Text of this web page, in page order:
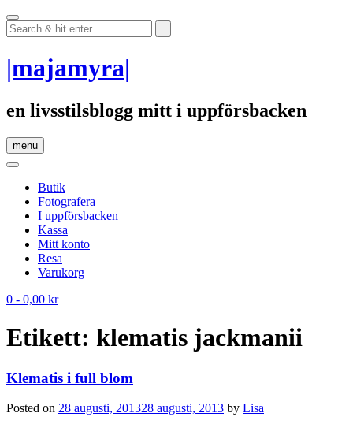
Skip
to
content
|majamyra|
en livsstilsblogg mitt i uppförsbacken
menu
Butik
Fotografera
I uppförsbacken
Kassa
Mitt konto
Resa
Varukorg
0 - 0,00 kr
Etikett: klematis jackmanii
Klematis i full blom
Posted on 28 augusti, 201328 augusti, 2013 by Lisa